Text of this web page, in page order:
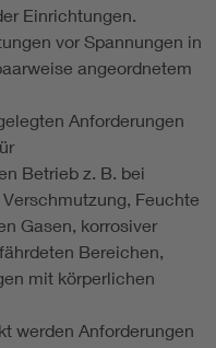
Einrichtungen.
vor Spannungen in
angeordnetem
Anforderungen
Betrieb z. B. bei
Feuchte
Gasen, korrosiver
Bereichen,
mit körperlichen
werden Anforderungen